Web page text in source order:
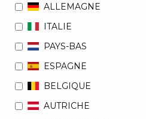
ALLEMAGNE
ITALIE
PAYS-BAS
ESPAGNE
BELGIQUE
AUTRICHE